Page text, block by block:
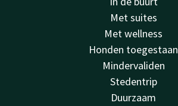
Met suites
Met wellness
Honden toegestaan
Mindervaliden
Stedentrip
Duurzaam